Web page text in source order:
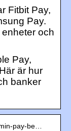
Fitbit Pay,
Pay.
och
Pay,
är hur
banker
pay-be…